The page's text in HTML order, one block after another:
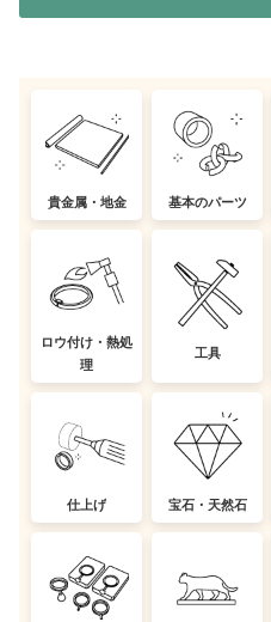
貴金属・地金 基本のパーツ
ロウ付け・熱処
理
工具
仕上げ 宝石・天然石